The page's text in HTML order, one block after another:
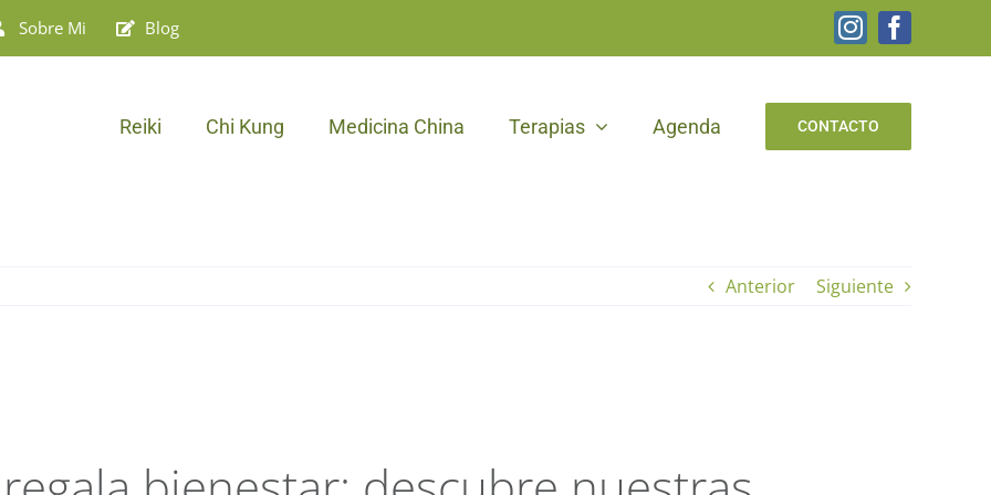
Sobre Mi Blog InstagramFacebook
Reiki Chi Kung Medicina China Terapias Agenda CONTACTO
Anterior Siguiente